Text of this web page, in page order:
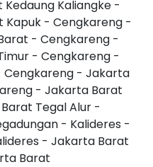
Kaliangke -
- Cengkareng -
- Cengkareng -
- Cengkareng -
Cengkareng - Jakarta
- Jakarta Barat
Tegal Alur -
- Kalideres -
- Jakarta Barat
Barat